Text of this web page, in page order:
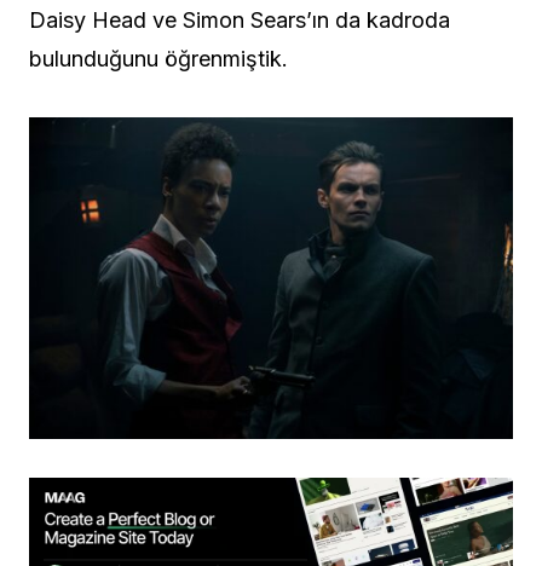
Daisy Head ve Simon Sears’ın da kadroda
bulunduğunu öğrenmiştik.